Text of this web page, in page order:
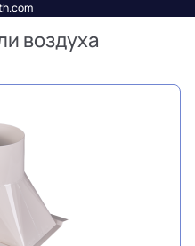
воздуха